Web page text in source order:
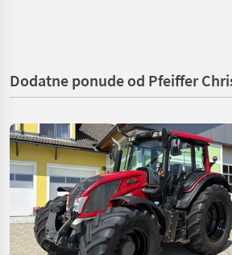
Dodatne ponude od Pfeiffer